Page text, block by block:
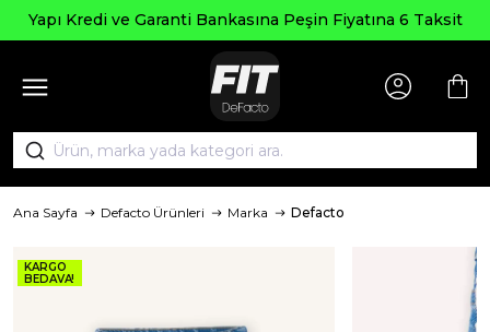
Yapı Kredi ve Garanti Bankasına Peşin Fiyatına 6 Taksit
Ana Sayfa Defacto Ürünleri Marka Defacto
KARGO
BEDAVA!